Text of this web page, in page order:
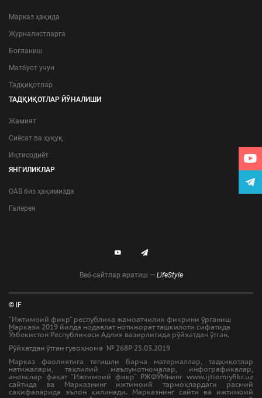
Марказ ҳақида
Журналистларга
Боғланиш
Матбуот учун
Тадқиқотлар
ТАДҚИҚОТЛАР ЙЎНАЛИШИ
Жамият
Сиёсат ва ҳуқуқ
Иқтисодиёт
ЯНГИЛИКЛАР
ОАВ биз ҳақимизда
Галерея
Веб-сайтлар яратиш — LifeStyle
© IF
"Ижтимоий фикр" республика жамоатчилик фикрини ўрганиш
Маркази 2019 йилда нодавлат нотижорат ташкилоти сифатида
Ўзбекистон Республикаси Адлия вазирлигида рўйхатдан ўтган.
Рўйхатдан ўтган гувоҳнома № 268Р 25.03.2019
Марказ фаолиятига тегишли барча материаллар, тадқиқотлар
натижалари, таҳлилий маълумотномалар, инфографикалар,
анонслар фақат “Ижтимоий фикр” РЖФЎМнинг www.ijtiomiyfikr.uz
сайтида ва Марказнинг ижтимоий тармоқлардаги расмий
саҳифаларида эълон қилинади. Марказнинг сайти ва ижтимоий